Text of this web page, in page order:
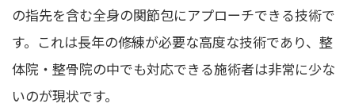
の指先を含む全身の関節包にアプローチできる技術で
す。これは長年の修練が必要な高度な技術であり、整
体院・整骨院の中でも対応できる施術者は非常に少な
いのが現状です。